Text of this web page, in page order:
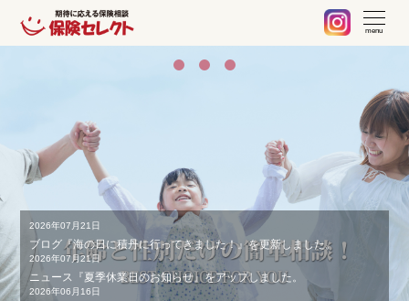
札幌 保険の不安や疑問、お気軽に何でもご相談ください。保険見
当社でご契約中のお客様へ
取扱保険会社
会社案内
不動産事業の紹介
ブログ
menu
2026年07月21日
ブログ『海の日に積丹に行ってきました！』を更新しました。
2026年07月21日
ニュース『夏季休業日のお知らせ』をアップしました。
2026年06月16日